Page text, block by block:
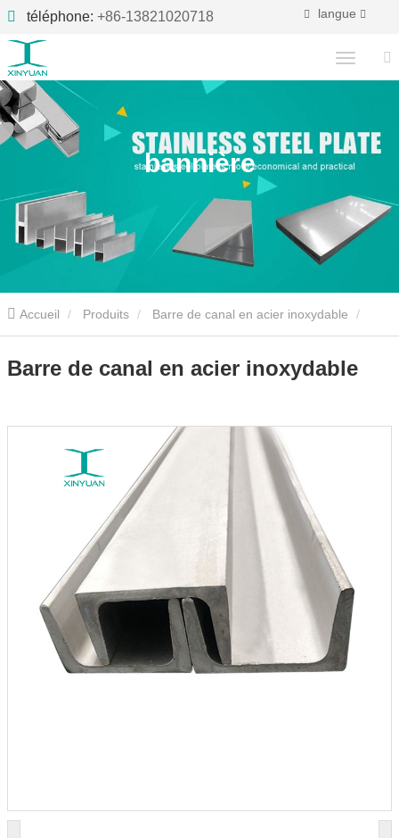
téléphone: +86-13821020718 langue
bannière
Accueil Produits Barre de canal en acier inoxydable
Barre de canal en acier inoxydable